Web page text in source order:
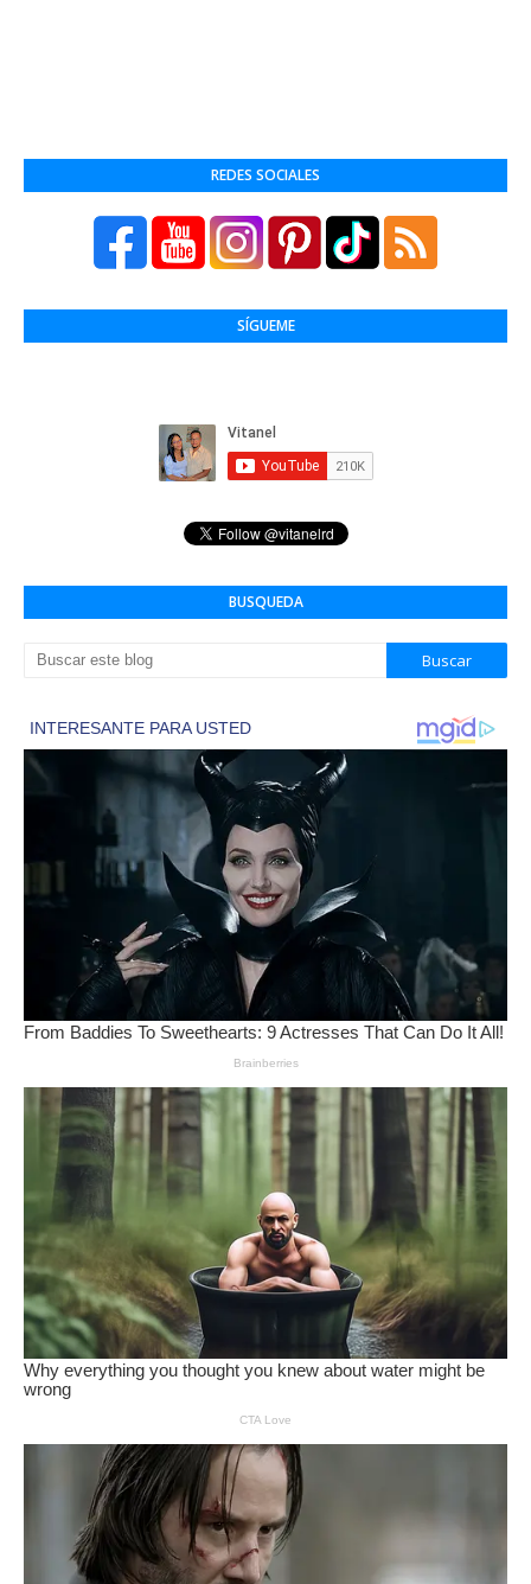
REDES SOCIALES
SÍGUEME
BUSQUEDA